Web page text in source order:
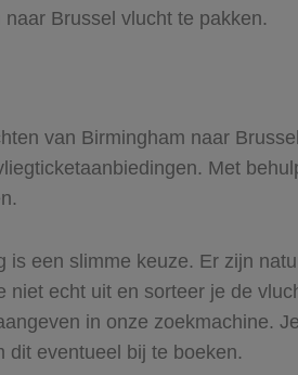
Brussel vlucht te pakken.
van Birmingham naar
Met
een slimme keuze. Er zijn
echt uit en sorteer je de
in onze zoekmachine.
dit eventueel bij te boeken.